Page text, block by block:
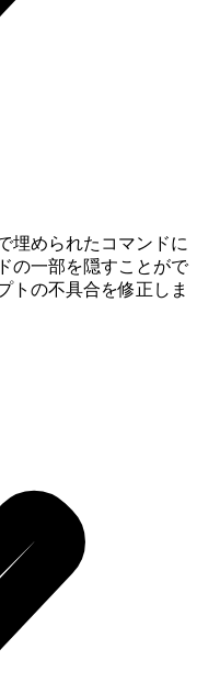
埋められたコマンドに
の一部を隠すことがで
トの不具合を修正しま